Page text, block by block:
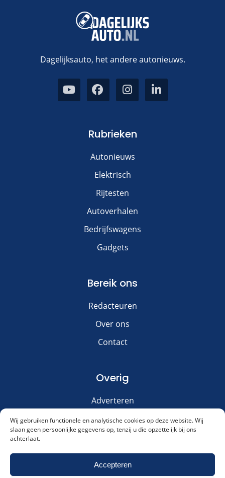
Wij gebruiken functionele en analytische cookies op deze website. Wij
slaan geen persoonlijke gegevens op, tenzij u die opzettelijk bij ons
achterlaat.
Accepteren
Dagelijksauto, het andere autonieuws.
Rubrieken
Autonieuws
Elektrisch
Rijtesten
Autoverhalen
Bedrijfswagens
Gadgets
Bereik ons
Redacteuren
Over ons
Contact
Overig
Adverteren
Disclaimer
Privacy & Cookies
Meld je aan voor onze nieuwsbrief!